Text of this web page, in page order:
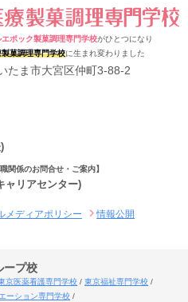
ポック製菓調理専門学校がひとつになり
菓調理専門学校に生まれ変わりました
たま市大宮区仲町3-88-2
関係のお問合せ・ご案内】
ャリアセンター)
メディアポリシー 情報公開
ープ校
京医薬看護専門学校
東京福祉専門学校
ーション専門学校